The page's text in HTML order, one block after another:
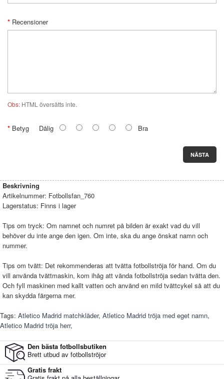
Recensioner
Obs: HTML översätts inte.
Betyg Dålig Bra
NÄSTA
Beskrivning
Artikelnummer: Fotbollsfan_760
Lagerstatus: Finns i lager
Tips om tryck: Om namnet och numret på bilden är exakt vad du vill
behöver du inte ange den igen. Om inte, ska du ange önskat namn och
nummer.
Tips om tvätt: Det rekommenderas att tvätta fotbollströja för hand. Om du
vill använda tvättmaskin, kom ihåg att vända fotbollströja sedan tvätta den.
Och fyll maskinen med kallt vatten och använd en mild tvättcykel så att du
kan skydda färgerna mer.
Tags: Atletico Madrid matchkläder, Atletico Madrid tröja med eget namn,
Atletico Madrid tröja herr,
Den bästa fotbollsbutiken
Brett utbud av fotbollströjor
Gratis frakt